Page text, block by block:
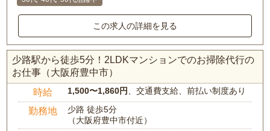
この求人の詳細を見る
少路駅から徒歩5分！2LDKマンションでのお掃除代行の
お仕事（大阪府豊中市）
時給 1,500〜1,860円、交通費支給、前払い制度あり
勤務地
少路 徒歩5分
（大阪府豊中市付近）